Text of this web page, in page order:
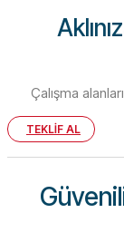
Çalışma
TEKLİF AL